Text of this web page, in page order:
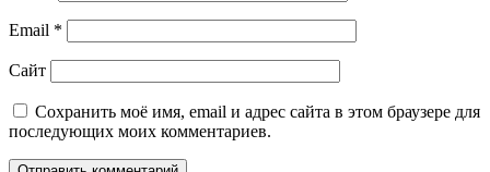
Email *
Сайт
Сохранить моё имя, email и адрес сайта в этом браузере для
последующих моих комментариев.